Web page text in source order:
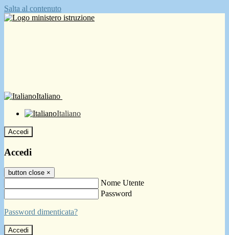
Salta al contenuto
Italiano
Italiano
Accedi
Accedi
button close ×
Nome Utente
Password
Password dimenticata?